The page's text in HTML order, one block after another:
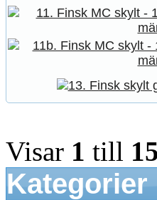
Visar 1 till 15
Kategorier